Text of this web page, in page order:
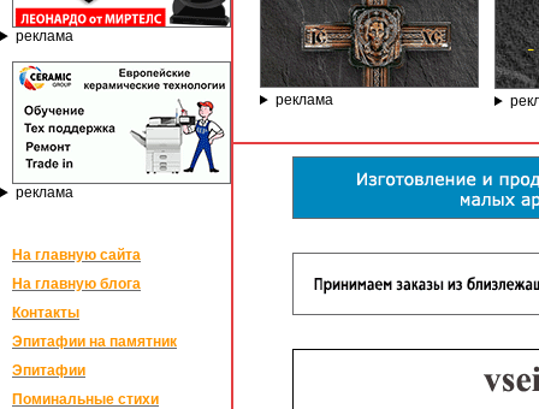
реклама
реклама
На главную сайта
На главную блога
Контакты
Эпитафии на памятник
Эпитафии
Поминальные стихи
реклама